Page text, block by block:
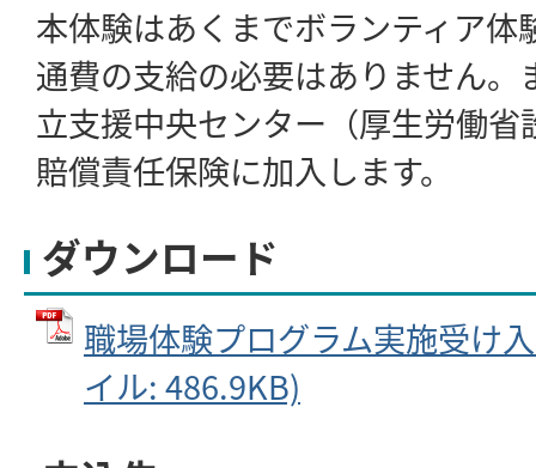
本体験はあくまでボランティア体
通費の支給の必要はありません。
立支援中央センター（厚生労働
賠償責任保険に加入します。
ダウンロード
職場体験プログラム実施受け
イル: 486.9KB)